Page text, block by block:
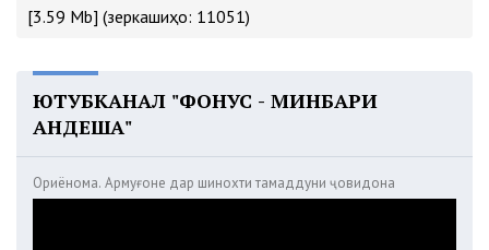
[3.59 Mb] (зеркашиҳо: 11051)
ЮТУБКАНАЛ "ФОНУС - МИНБАРИ
АНДЕША"
Ориёнома. Армуғоне дар шинохти тамаддуни ҷовидона